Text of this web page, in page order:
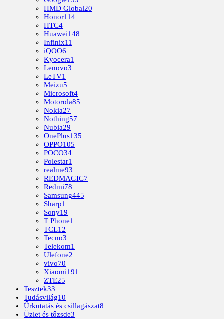
HMD Global20
Honor114
HTC4
Huawei148
Infinix11
iQOO6
Kyocera1
Lenovo3
LeTV1
Meizu5
Microsoft4
Motorola85
Nokia27
Nothing57
Nubia29
OnePlus135
OPPO105
POCO34
Polestar1
realme93
REDMAGIC7
Redmi78
Samsung445
Sharp1
Sony19
T Phone1
TCL12
Tecno3
Telekom1
Ulefone2
vivo70
Xiaomi191
ZTE25
Tesztek33
Tudásvilág10
Űrkutatás és csillagászat8
Üzlet és tőzsde3